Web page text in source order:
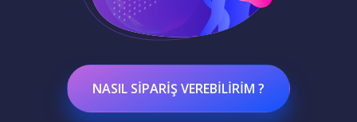
NASIL SIPARIŞ VEREBILIRIM ?